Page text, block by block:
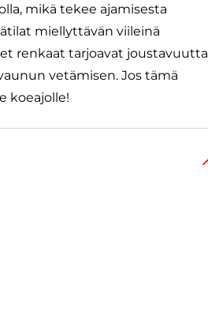
mikä tekee ajamisesta
miellyttävän viileinä
renkaat tarjoavat joustavuutta
vetämisen. Jos tämä
koeajolle!